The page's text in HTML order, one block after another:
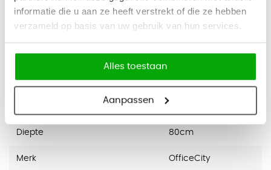
informatie die u aan ze heeft verstrekt of die ze hebben
verzameld op basis van uw gebruik van hun services.
Alles toestaan
Aanpassen
kantooromgevingen.
Verkrijgbaar in diverse afmetingen en kleuren, passend bij
Diepte 80cm
Merk OfficeCity